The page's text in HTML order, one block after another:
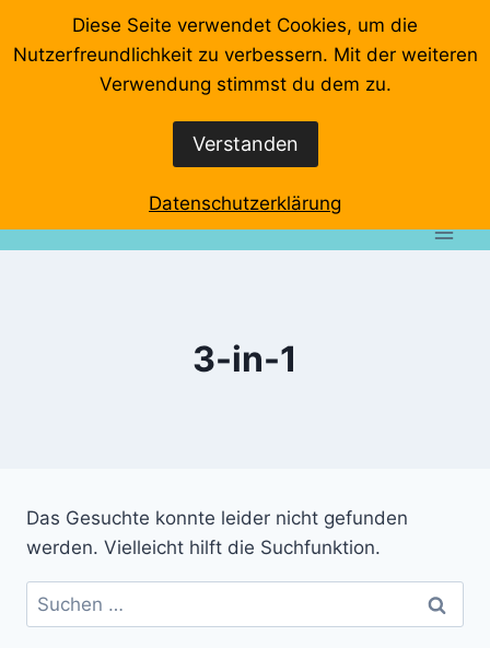
Inhalt
Startseite Videos Veranstaltungen Interviews
Event-Rundgänge
3-in-1
Das Gesuchte konnte leider nicht gefunden
werden. Vielleicht hilft die Suchfunktion.
Suchen
nach:
Diese Seite verwendet Cookies, um die
Nutzerfreundlichkeit zu verbessern. Mit der weiteren
Verwendung stimmst du dem zu.
Verstanden
Datenschutzerklärung